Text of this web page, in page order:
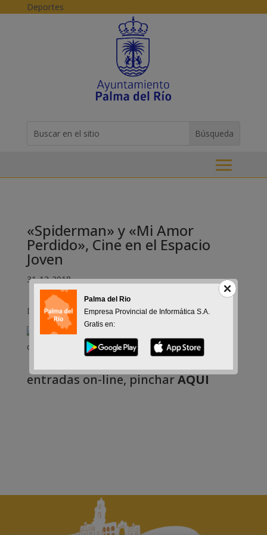
Skip to content
Deportes
for...
«Spiderman» y «Mi Amor
Perdido», Cine en el Espacio
Joven
31-12-2018
Días 4, 6 y 7 enero 2019
Para
entradas on-line, pincharAQUI
Palma del Rio
Empresa Provincial de Informática S.A.
Gratis en: